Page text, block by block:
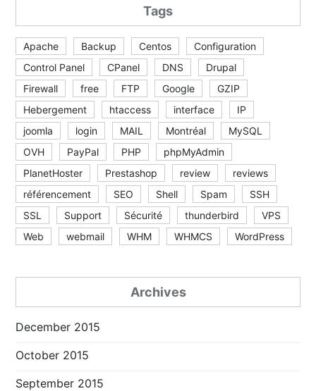
Tags
Apache Backup Centos
Configuration
Control Panel
CPanel DNS
Drupal
Firewall
free FTP Google
GZIP
Hebergement
htaccess interface
IP
joomla
login MAIL Montréal
MySQL
OVH
PayPal PHP
phpMyAdmin
PlanetHoster
Prestashop review
reviews
référencement
SEO Shell Spam
SSH
SSL
Support Sécurité thunderbird
VPS
Web
webmail WHM WHMCS WordPress
Archives
December 2015
October 2015
September 2015